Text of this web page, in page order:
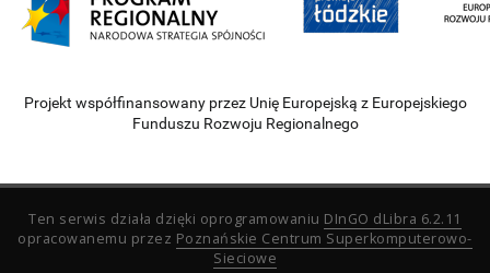
Projekt współfinansowany przez Unię Europejską z Europejskiego
Funduszu Rozwoju Regionalnego
Ten serwis działa dzięki oprogramowaniu DInGO dLibra 6.2.11
opracowanemu przez Poznańskie Centrum Superkomputerowo-
Sieciowe